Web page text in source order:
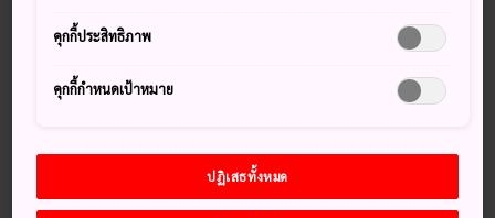
สวนสาธารณะซะคิกะตะ จุดชมวิวที่สวยงามและสถาน
ที่ที่เหมาะแก่การชมฮิระโดะสึสึจิ (กุหลาบพันปี)
คุกกี้ประสิทธิภาพ
คุกกี้กำหนดเป้าหมาย
ปฏิเสธทั้งหมด